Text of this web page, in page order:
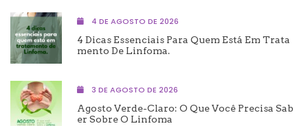
4 DE AGOSTO DE 2026
4 Dicas Essenciais Para Quem Está Em Trata
Mento De Linfoma.
3 DE AGOSTO DE 2026
Agosto Verde-Claro: O Que Você Precisa Sab
Er Sobre O Linfoma